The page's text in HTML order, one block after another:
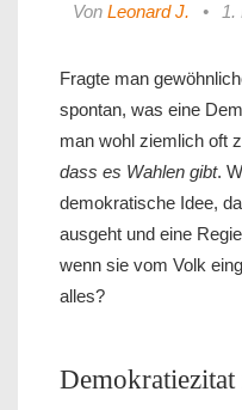
Von Leonard J. • 1.
Fragte man
spontan, was eine
man wohl ziemlich oft
dass es Wahlen gibt.
demokratische Idee,
ausgeht und eine
wenn sie vom Volk
alles?